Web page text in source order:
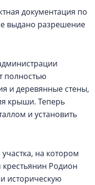
документация по
выдано разрешение
полностью
и деревянные стены,
крыши. Теперь
и установить
на котором
крестьянин Родион
историческую